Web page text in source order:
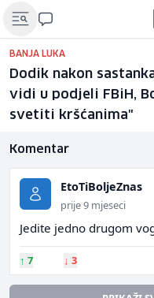
BANJA LUKA
Dodik nakon
vidi u podjeli FBiH,
svetiti kršćanima"
Komentar
EtoTiBoljeZnas
prije 9 mjeseci
Jedite jedno drugom
↑ 7 ↓ 3